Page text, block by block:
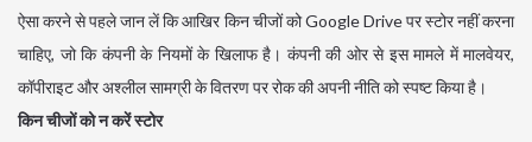
ऐसा करने से पहले जान लें कि आखिर किन चीजों को Google Drive पर स्टोर नहीं करना
चाहिए, जो कि कंपनी के नियमों के खिलाफ है। कंपनी की ओर से इस मामले में मालवेयर,
कॉपीराइट और अश्लील सामग्री के वितरण पर रोक की अपनी नीति को स्पष्ट किया है।
किन चीजों को न करें स्टोर